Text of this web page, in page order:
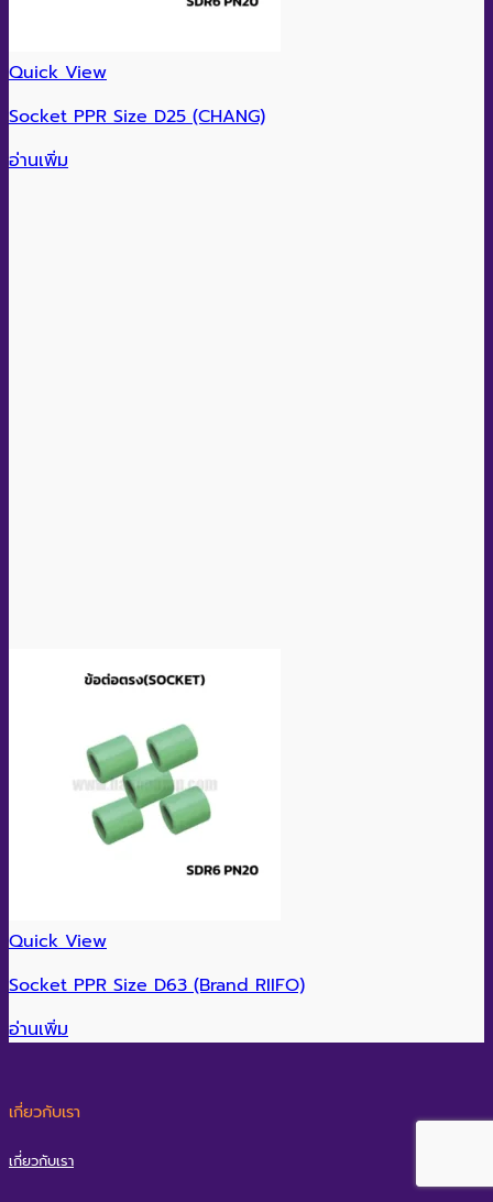
Quick View
Socket PPR Size D25 (CHANG)
อ่านเพิ่ม
Quick View
Socket PPR Size D63 (Brand RIIFO)
อ่านเพิ่ม
เกี่ยวกับเรา
เกี่ยวกับเรา